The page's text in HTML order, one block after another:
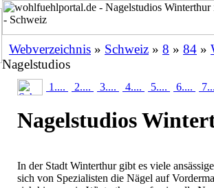
Webverzeichnis » Schweiz » 8 » 84 »
Nagelstudios
1.... 2.... 3.... 4.... 5.... 6....
Nagelstudios
In der Stadt Winterthur gibt es viele
sich von Spezialisten die Nägel auf